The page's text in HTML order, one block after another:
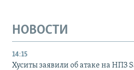
НОВОСТИ
14:15
Хуситы заявили об атаке на НПЗ